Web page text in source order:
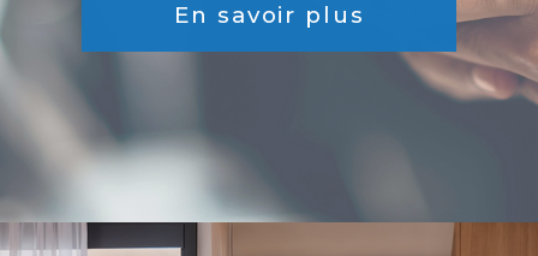
En savoir plus